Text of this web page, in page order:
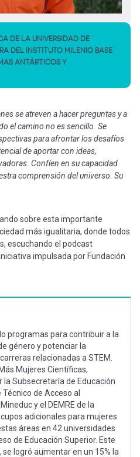
DE LA UNIVERSIDAD DE
DEL INSTITUTO MILENIO BASE
ANTÁRTICOS Y
se atreven a hacer preguntas y a
el camino no es sencillo. Se
para afrontar los desafíos
de aportar con ideas,
Confíen en su capacidad
comprensión del universo. Su
sobre esta importante
más igualitaria, donde todos
escuchando el podcast
impulsada por Fundación
programas para contribuir a la
género y potenciar la
relacionadas a STEM.
Mujeres Científicas,
Subsecretaría de Educación
de Acceso al
y el DEMRE de la
adicionales para mujeres
áreas en 42 universidades
de Educación Superior. Este
logró aumentar en un 15% la